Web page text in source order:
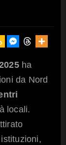
ha
da Nord
locali.